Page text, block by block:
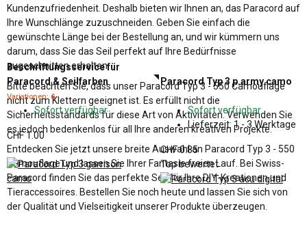
Kundenzufriedenheit. Deshalb bieten wir Ihnen an, das Paracord auf
Ihre Wunschlänge zuzuschneiden. Geben Sie einfach die
gewünschte Länge bei der Bestellung an, und wir kümmern uns
darum, dass Sie das Seil perfekt auf Ihre Bedürfnisse
zugeschnitten erhalten.
Bitte beachten Sie, dass unser Paracord Typ 3 - 550 Camouflage
nicht zum Klettern geeignet ist. Es erfüllt nicht die
Sicherheitsstandards für diese Art von Aktivitäten. Verwenden Sie
es jedoch bedenkenlos für all Ihre anderen kreativen Projekte.
Entdecken Sie jetzt unsere breite Auswahl an Paracord Typ 3 - 550
Camouflage und lassen Sie Ihrer Fantasie freien Lauf. Bei Swiss-
Paracord finden Sie das perfekte Seil für Ihre DIY-Kreationen und
Tieraccessoires. Bestellen Sie noch heute und lassen Sie sich von
der Qualität und Vielseitigkeit unserer Produkte überzeugen.
Beschriftungsservice für
Paracord & Seilfarben
Variationen: 6
Sofort verfügbar
CHF 1.00
Paracord Typ 3 p.army camo
Sofort verfügbar
Lieferzeit: 1 - 3 Werktage
CHF 0.85
Top bewertet